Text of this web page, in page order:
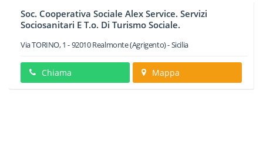
Soc. Cooperativa Sociale Alex Service. Servizi
Sociosanitari E T.o. Di Turismo Sociale.
Via TORINO, 1 -92010Realmonte(Agrigento) -Sicilia
Chiama Mappa